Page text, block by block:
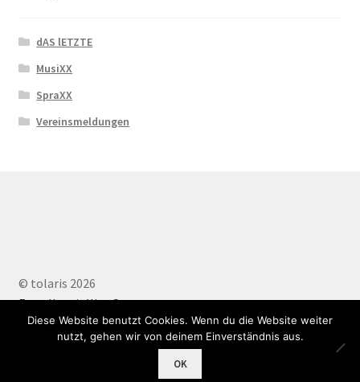
dAS lETZTE
MusiXX
SpraXX
Vereinsmeldungen
© tolaris 2026
Erstellt mit WooCommerce.
Diese Website benutzt Cookies. Wenn du die Website weiter
nutzt, gehen wir von deinem Einverständnis aus.
OK